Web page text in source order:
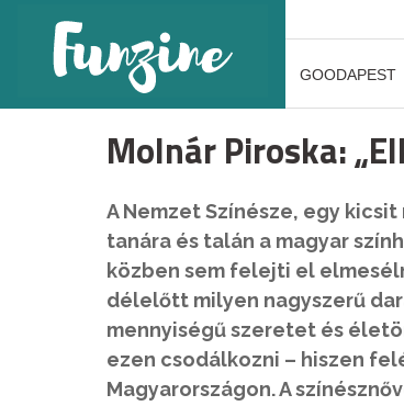
GOODAPEST
Molnár Piroska:
A Nemzet Színésze, egy
tanára és talán a magyar
közben sem felejti el
délelőtt milyen nagyszerű
mennyiségű szeretet és
ezen csodálkozni – hiszen
Magyarországon. A